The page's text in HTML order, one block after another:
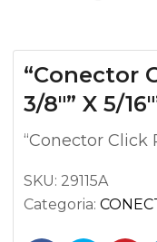
“Conector
3/8″” X 5/
“Conector Click
SKU: 29115A
Categoria: